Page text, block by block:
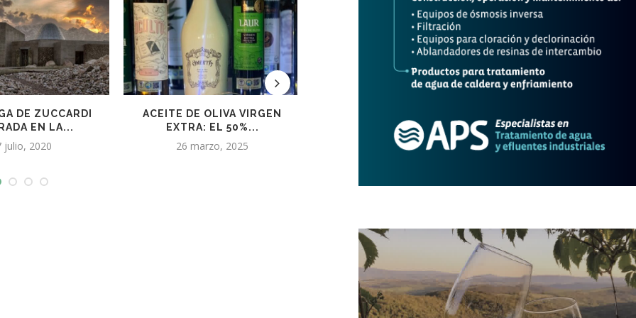
DE OLIVA
LISTOS...
enero, 2025
HASTA EL 31/5/25 INSCRIBEN
PARA BECAS DE...
4 abril, 2025
RECORRIÓ MENDOZA EN
BUSCA...
DESPRESTIGIO AL
3 febrero, 2025